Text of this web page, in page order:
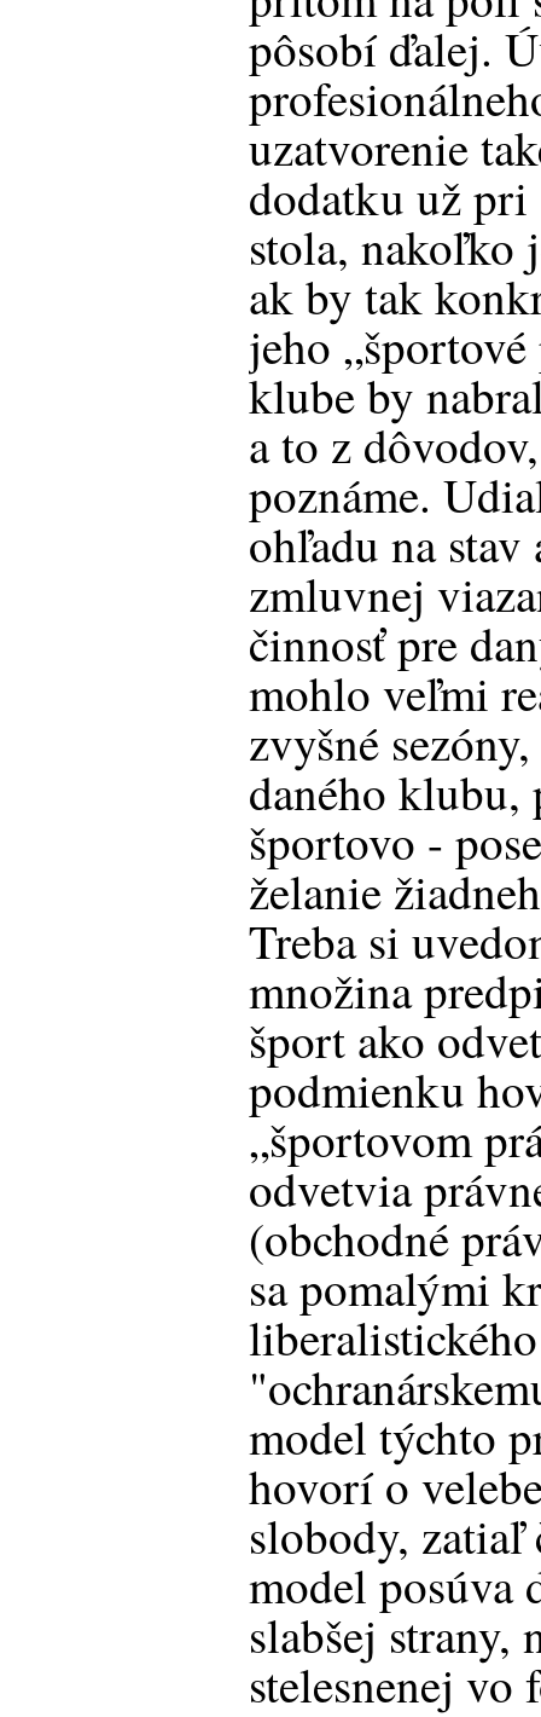
pôsobí ďalej.
uzatvorenie
dodatku už pri
stola, nakoľko
ak by tak
jeho
klube by
a to z
poznáme.
ohľadu na
zmluvnej
činnosť pre
mohlo veľmi
zvyšné
daného klubu,
športovo -
želanie
Treba si
množina
šport ako
podmienku
„športovom
odvetvia
(obchodné
sa pomalými
model týchto
hovorí o
slobody, zatiaľ
model posúva
slabšej strany,
stelesnenej vo